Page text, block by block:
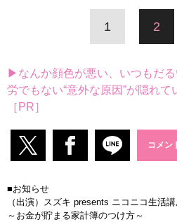
1 2
▶なんか顔色が悪い、いつもだ
労でもない“意外な原因”が隠れて
［PR］
コメン
■お知らせ
（出演）スズキ presents ニコニコ生活
～お金が貯まる家計簿のつけ方～